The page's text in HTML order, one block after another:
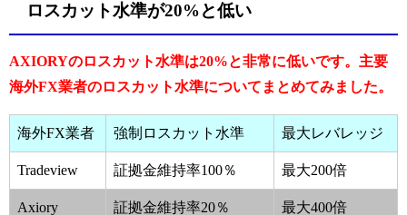
ロスカット水準が20%と低い
AXIORYのロスカット水準は20%と非常に低いです。主要
海外FX業者のロスカット水準についてまとめてみました。
海外FX業者 強制ロスカット水準 最大レバレッジ
Tradeview 証拠金維持率100％ 最大200倍
Axiory 証拠金維持率20％ 最大400倍